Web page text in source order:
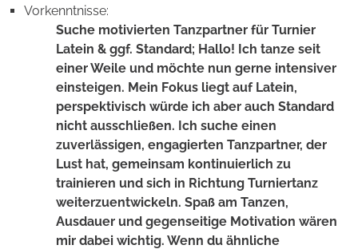
Vorkenntnisse:
Suche motivierten Tanzpartner für Turnier
Latein & ggf. Standard; Hallo! Ich tanze seit
einer Weile und möchte nun gerne intensiver
einsteigen. Mein Fokus liegt auf Latein,
perspektivisch würde ich aber auch Standard
nicht ausschließen. Ich suche einen
zuverlässigen, engagierten Tanzpartner, der
Lust hat, gemeinsam kontinuierlich zu
trainieren und sich in Richtung Turniertanz
weiterzuentwickeln. Spaß am Tanzen,
Ausdauer und gegenseitige Motivation wären
mir dabei wichtig. Wenn du ähnliche